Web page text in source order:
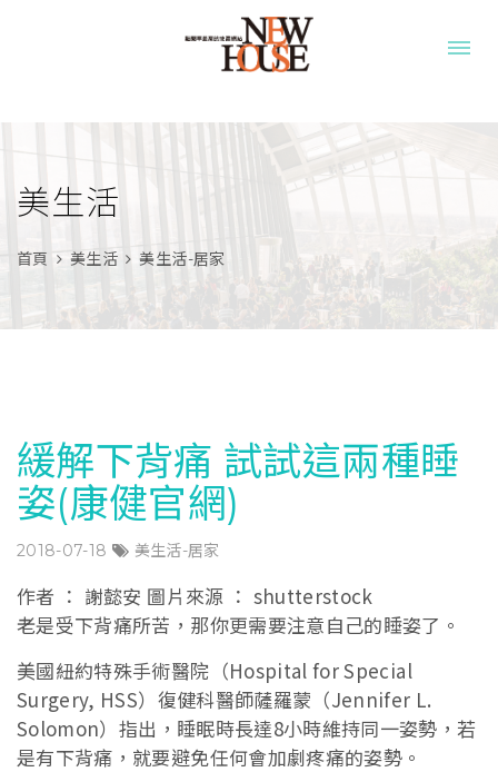
美生活
首頁 美生活 美生活-居家
緩解下背痛 試試這兩種睡
姿(康健官網)
2018-07-18 美生活-居家
作者 ： 謝懿安 圖片來源 ： shutterstock
老是受下背痛所苦，那你更需要注意自己的睡姿了。
美國紐約特殊手術醫院（Hospital for Special
Surgery, HSS）復健科醫師薩羅蒙（Jennifer L.
Solomon）指出，睡眠時長達8小時維持同一姿勢，若
是有下背痛，就要避免任何會加劇疼痛的姿勢。